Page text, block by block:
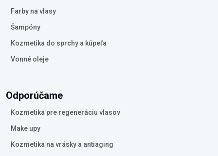
Farby na vlasy
Šampóny
Kozmetika do sprchy a kúpeľa
Vonné oleje
Odporúčame
Kozmetika pre regeneráciu vlasov
Make upy
Kozmetika na vrásky a antiaging